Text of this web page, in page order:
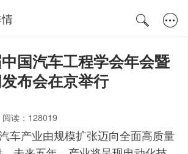
国汽车工程学会年会暨
布会在京举行
读：128019
车产业由规模扩张迈向全面高质量